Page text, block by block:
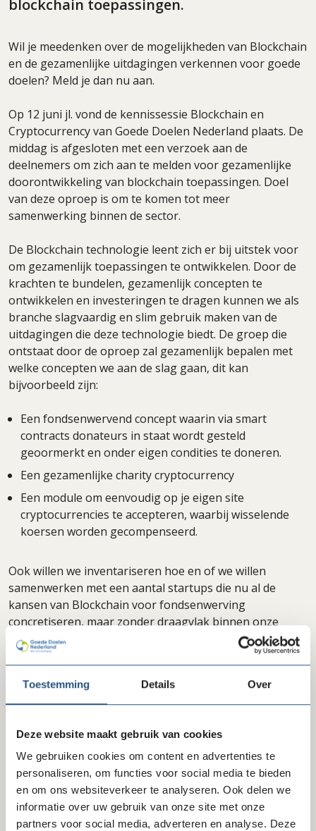
Toestemming Details Over
Deze website maakt gebruik van cookies
We gebruiken cookies om content en advertenties te
personaliseren, om functies voor social media te bieden
en om ons websiteverkeer te analyseren. Ook delen we
informatie over uw gebruik van onze site met onze
partners voor social media, adverteren en analyse. Deze
blockchain toepassingen.
Wil je meedenken over de mogelijkheden van Blockchain
en de gezamenlijke uitdagingen verkennen voor goede
doelen? Meld je dan nu aan.
Op 12 juni jl. vond de kennissessie Blockchain en
Cryptocurrency van Goede Doelen Nederland plaats. De
middag is afgesloten met een verzoek aan de
deelnemers om zich aan te melden voor gezamenlijke
doorontwikkeling van blockchain toepassingen. Doel
van deze oproep is om te komen tot meer
samenwerking binnen de sector.
De Blockchain technologie leent zich er bij uitstek voor
om gezamenlijk toepassingen te ontwikkelen. Door de
krachten te bundelen, gezamenlijk concepten te
ontwikkelen en investeringen te dragen kunnen we als
branche slagvaardig en slim gebruik maken van de
uitdagingen die deze technologie biedt. De groep die
ontstaat door de oproep zal gezamenlijk bepalen met
welke concepten we aan de slag gaan, dit kan
bijvoorbeeld zijn:
Een fondsenwervend concept waarin via smart
contracts donateurs in staat wordt gesteld
geoormerkt en onder eigen condities te doneren.
Een gezamenlijke charity cryptocurrency
Een module om eenvoudig op je eigen site
cryptocurrencies te accepteren, waarbij wisselende
koersen worden gecompenseerd.
Ook willen we inventariseren hoe en of we willen
samenwerken met een aantal startups die nu al de
kansen van Blockchain voor fondsenwerving
concretiseren, maar zonder draagvlak binnen onze
sector onvoldoende tot wasdom kunnen komen.
en bepalen of en welke kansen dit voor jullie met zich
meebrengt? Meld je dan nu aan bij Christine van
Delen Delen via LinkedIn
Delen via Facebook